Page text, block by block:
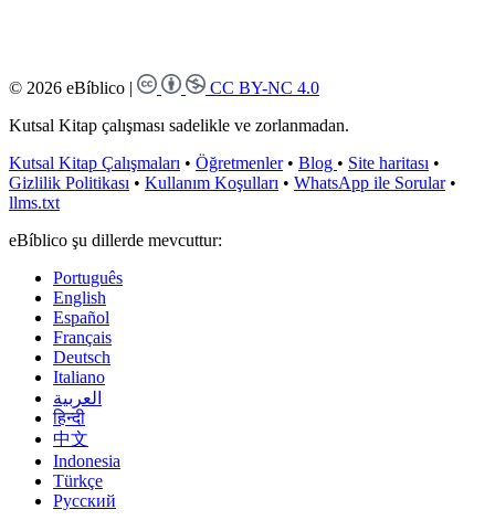
© 2026 eBíblico |
CC BY-NC 4.0
Kutsal Kitap çalışması sadelikle ve zorlanmadan.
Kutsal Kitap Çalışmaları • Öğretmenler • Blog • Site haritası •
Gizlilik Politikası • Kullanım Koşulları • WhatsApp ile Sorular •
llms.txt
eBíblico şu dillerde mevcuttur:
Português
English
Español
Français
Deutsch
Italiano
العربية
हिन्दी
中文
Indonesia
Türkçe
Русский